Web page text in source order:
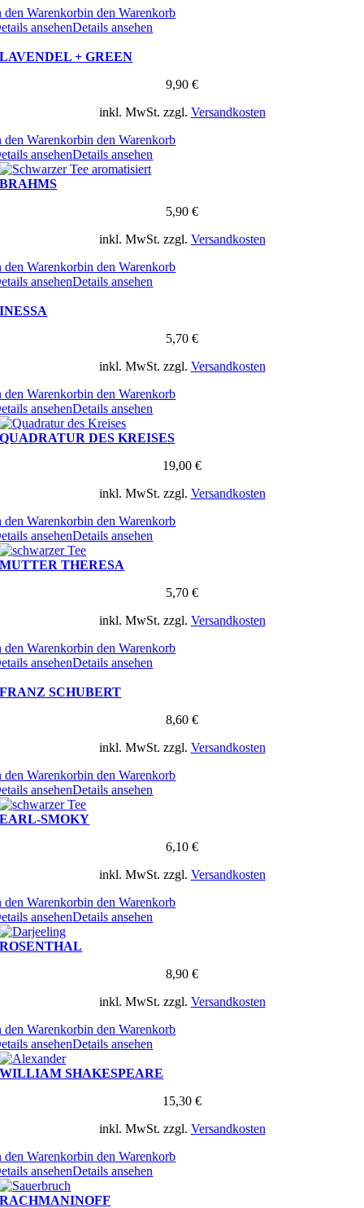
den Warenkorbin den Warenkorb
ansehenDetails ansehen
LAVENDEL + GREEN
9,90 €
inkl. MwSt. zzgl. Versandkosten
den Warenkorbin den Warenkorb
ansehenDetails ansehen
BRAHMS
5,90 €
inkl. MwSt. zzgl. Versandkosten
den Warenkorbin den Warenkorb
ansehenDetails ansehen
INESSA
5,70 €
inkl. MwSt. zzgl. Versandkosten
den Warenkorbin den Warenkorb
ansehenDetails ansehen
QUADRATUR DES KREISES
19,00 €
inkl. MwSt. zzgl. Versandkosten
den Warenkorbin den Warenkorb
ansehenDetails ansehen
MUTTER THERESA
5,70 €
inkl. MwSt. zzgl. Versandkosten
den Warenkorbin den Warenkorb
ansehenDetails ansehen
FRANZ SCHUBERT
8,60 €
inkl. MwSt. zzgl. Versandkosten
den Warenkorbin den Warenkorb
ansehenDetails ansehen
EARL-SMOKY
6,10 €
inkl. MwSt. zzgl. Versandkosten
den Warenkorbin den Warenkorb
ansehenDetails ansehen
ROSENTHAL
8,90 €
inkl. MwSt. zzgl. Versandkosten
den Warenkorbin den Warenkorb
ansehenDetails ansehen
WILLIAM SHAKESPEARE
15,30 €
inkl. MwSt. zzgl. Versandkosten
den Warenkorbin den Warenkorb
ansehenDetails ansehen
RACHMANINOFF